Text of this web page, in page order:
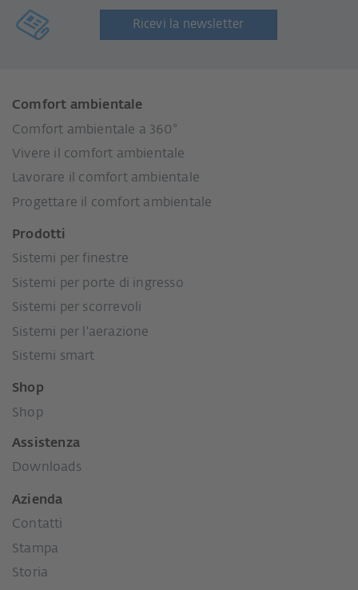
Ricevi la newsletter
Comfort ambientale
Comfort ambientale a 360°
Vivere il comfort ambientale
Lavorare il comfort ambientale
Progettare il comfort ambientale
Prodotti
Sistemi per finestre
Sistemi per porte di ingresso
Sistemi per scorrevoli
Sistemi per l'aerazione
Sistemi smart
Shop
Shop
Assistenza
Downloads
Azienda
Contatti
Stampa
Storia